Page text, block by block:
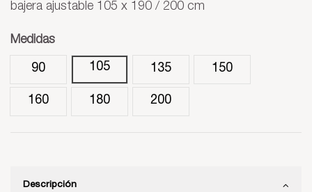
bajera ajustable 105 x 190 / 200 cm
Medidas
90 105 135 150
160 180 200
Descripción